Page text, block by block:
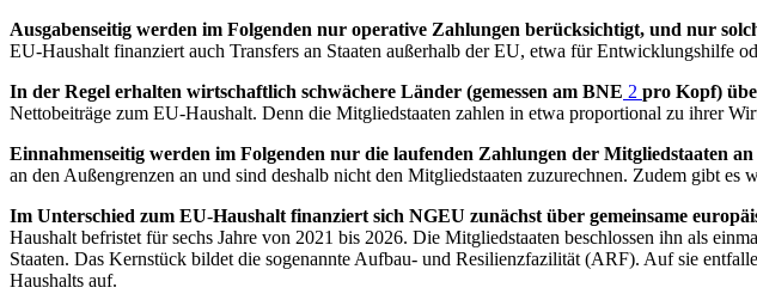
Ausgabenseitig werden im Folgenden nur operative Zahlungen berücksichtigt, und nur
EU-Haushalt finanziert auch Transfers an Staaten außerhalb derEU, etwa für Entwicklungshilfe
In der Regel erhalten wirtschaftlich schwächere Länder (gemessen am BNE 2 pro Kopf)
Nettobeiträge zum EU-Haushalt. Denn die Mitgliedstaaten zahlen in etwa proportional zu ihrer
Einnahmenseitig werden im Folgenden nur die laufenden Zahlungen der Mitgliedstaaten an
an den Außengrenzen an und sind deshalb nicht den Mitgliedstaaten zuzurechnen. Zudem gibt
Im Unterschied zum EU-Haushalt finanziert sich NGEU zunächst über gemeinsame
Haushalt befristet für sechs Jahre von 2021 bis 2026. Die Mitgliedstaaten beschlossen ihn als
Staaten. Das Kernstück bildet die sogenannte Aufbau- und Resilienzfazilität (ARF). Auf sie
Haushalts auf.